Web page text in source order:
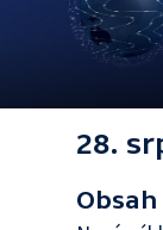
28.